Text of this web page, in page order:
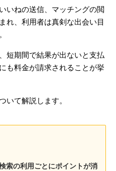
いねの送信、マッチングの閲
れ、利用者は真剣な出会い目
短期間で結果が出ないと支払
も料金が請求されることが挙
いて解説します。
索の利用ごとにポイントが消